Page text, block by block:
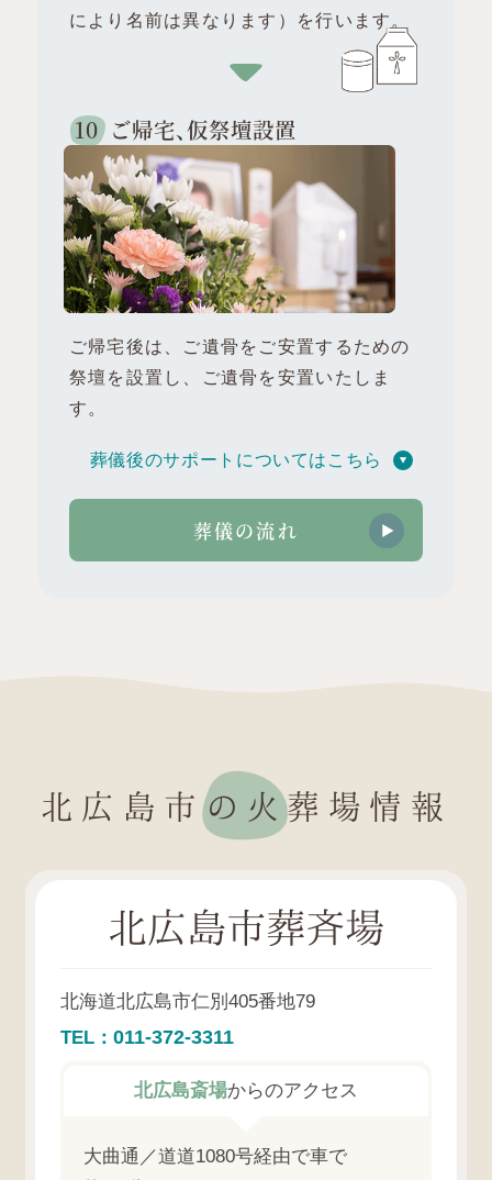
により名前は異なります）を行います。
ご帰宅、仮祭壇設置
ご帰宅後は、ご遺骨をご安置するための
祭壇を設置し、ご遺骨を安置いたしま
す。
葬儀後のサポートについてはこちら
葬儀の流れ
北広島市の火葬場情報
北広島市葬斉場
北海道北広島市仁別405番地79
TEL： 011-372-3311
北広島斎場からのアクセス
大曲通／道道1080号経由で車で